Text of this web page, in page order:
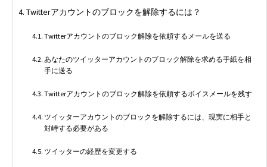
Twitterアカウントのブロックを解除するには？
Twitterアカウントのブロック解除を依頼するメールを送る
あなたのツイッターアカウントのブロック解除を求める手紙を相
手に送る
Twitterアカウントのブロック解除を依頼するボイスメールを残す
ツイッターアカウントのブロックを解除するには、現実に相手と
対峙する必要がある
ツイッターの経歴を変更する